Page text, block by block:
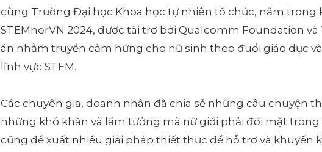
cùng Trường Đại học Khoa học tự nhiên tổ chức, nằm trong
STEMherVN 2024, được tài trợ bởi Qualcomm Foundation và
án nhằm truyền cảm hứng cho nữ sinh theo đuổi giáo dục
lĩnh vực STEM.
Các chuyên gia, doanh nhân đã chia sẻ những câu chuyện
những khó khăn và lầm tưởng mà nữ giới phải đối mặt trong
cũng đề xuất nhiều giải pháp thiết thực để hỗ trợ và khuyến